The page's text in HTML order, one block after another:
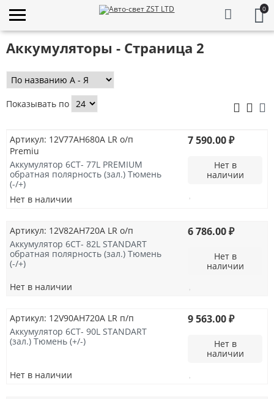
0
Аккумуляторы - Страница 2
Показывать по
Артикул: 12V77AH680A LR о/п
Premiu
Аккумулятор 6СТ- 77L PREMIUM
обратная полярность (зал.) Тюмень
(-/+)
Нет в наличии
7 590.00 ₽
Нет в
наличии
Артикул: 12V82AH720A LR о/п
Аккумулятор 6СТ- 82L STANDART
обратная полярность (зал.) Тюмень
(-/+)
Нет в наличии
6 786.00 ₽
Нет в
наличии
Артикул: 12V90AH720A LR п/п
Аккумулятор 6СТ- 90L STANDART
(зал.) Тюмень (+/-)
Нет в наличии
9 563.00 ₽
Нет в
наличии